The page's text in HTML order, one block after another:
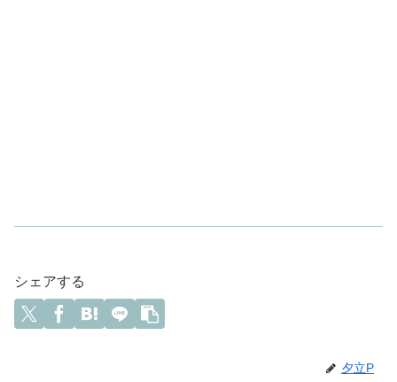
シェアする
夕立P